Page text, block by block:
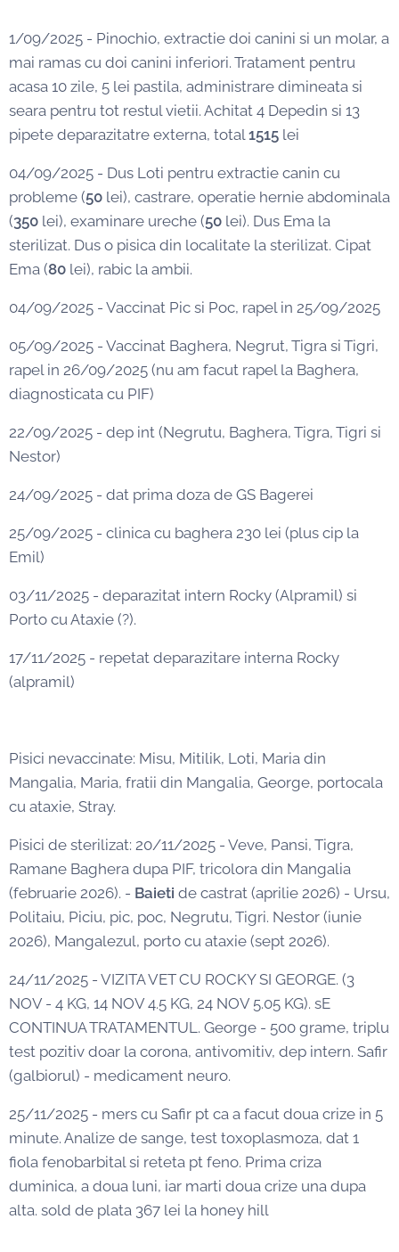
1/09/2025 - Pinochio, extractie doi canini si un molar, a
mai ramas cu doi canini inferiori. Tratament pentru
acasa 10 zile, 5 lei pastila, administrare dimineata si
seara pentru tot restul vietii. Achitat 4 Depedin si 13
pipete deparazitatre externa, total1515 lei
04/09/2025 - Dus Loti pentru extractie canin cu
probleme (50 lei), castrare, operatie hernie abdominala
(350 lei), examinare ureche (50 lei). Dus Ema la
sterilizat. Dus o pisica din localitate la sterilizat. Cipat
Ema (80 lei), rabic la ambii.
04/09/2025 - Vaccinat Pic si Poc, rapel in 25/09/2025
05/09/2025 - Vaccinat Baghera, Negrut, Tigra si Tigri,
rapel in 26/09/2025 (nu am facut rapel la Baghera,
diagnosticata cu PIF)
22/09/2025 - dep int (Negrutu, Baghera, Tigra, Tigri si
Nestor)
24/09/2025 - dat prima doza de GS Bagerei
25/09/2025 - clinica cu baghera 230 lei (plus cip la
Emil)
03/11/2025 - deparazitat intern Rocky (Alpramil) si
Porto cu Ataxie (?).
17/11/2025 - repetat deparazitare interna Rocky
(alpramil)
Pisici nevaccinate: Misu, Mitilik, Loti, Maria din
Mangalia, Maria, fratii din Mangalia, George, portocala
cu ataxie, Stray.
Pisici de sterilizat: 20/11/2025 - Veve, Pansi, Tigra,
Ramane Baghera dupa PIF, tricolora din Mangalia
(februarie 2026). - Baieti de castrat (aprilie 2026) - Ursu,
Politaiu, Piciu, pic, poc, Negrutu, Tigri. Nestor (iunie
2026), Mangalezul, porto cu ataxie (sept 2026).
24/11/2025 - VIZITA VET CU ROCKY SI GEORGE. (3
NOV - 4 KG, 14 NOV 4.5 KG, 24 NOV 5.05 KG). sE
CONTINUA TRATAMENTUL. George - 500 grame, triplu
test pozitiv doar la corona, antivomitiv, dep intern. Safir
(galbiorul) - medicament neuro.
25/11/2025 - mers cu Safir pt ca a facut doua crize in 5
minute. Analize de sange, test toxoplasmoza, dat 1
fiola fenobarbital si reteta pt feno. Prima criza
duminica, a doua luni, iar marti doua crize una dupa
alta. sold de plata 367 lei la honey hill